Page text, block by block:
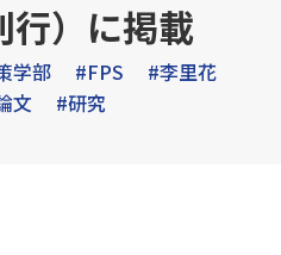
行）に掲載
学部 #FPS
#李里花
文
#研究